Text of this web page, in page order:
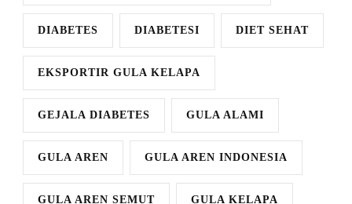
DIABETES DIABETESI DIET SEHAT
EKSPORTIR GULA KELAPA
GEJALA DIABETES GULA ALAMI
GULA AREN GULA AREN INDONESIA
GULA AREN SEMUT GULA KELAPA